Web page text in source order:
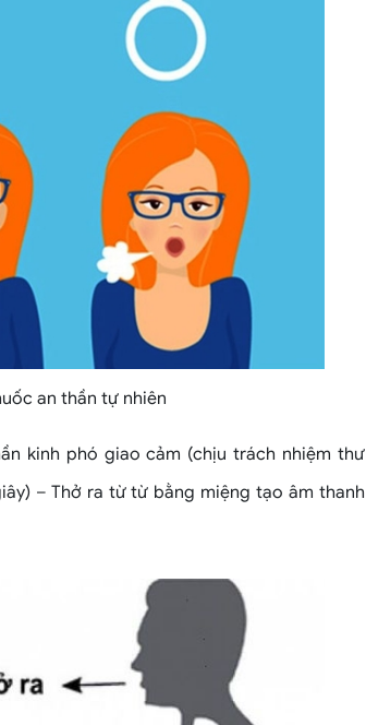
an thần tự nhiên
kinh phó giao cảm (chịu trách nhiệm thư
– Thở ra từ từ bằng miệng tạo âm thanh